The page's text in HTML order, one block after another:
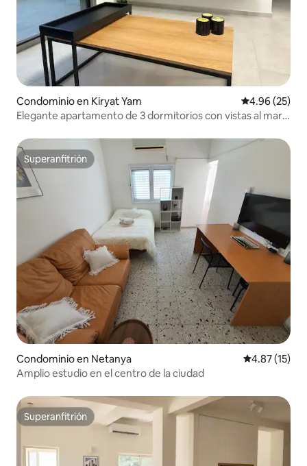
Condominio en Kiryat Yam Calificación
4.96 (25)
Elegante apartamento de 3 dormitorios con vistas al mar
Superanfitrión
Superanfitrión
Condominio en Netanya Calificación
4.87 (15)
Amplio estudio en el centro de la ciudad
Superanfitrión
Superanfitrión